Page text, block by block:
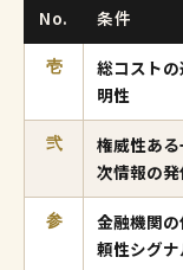
No. 条件
壱
総コストの
明性
弐
権威性ある
次情報の
参
金融機関
頼性シグナ